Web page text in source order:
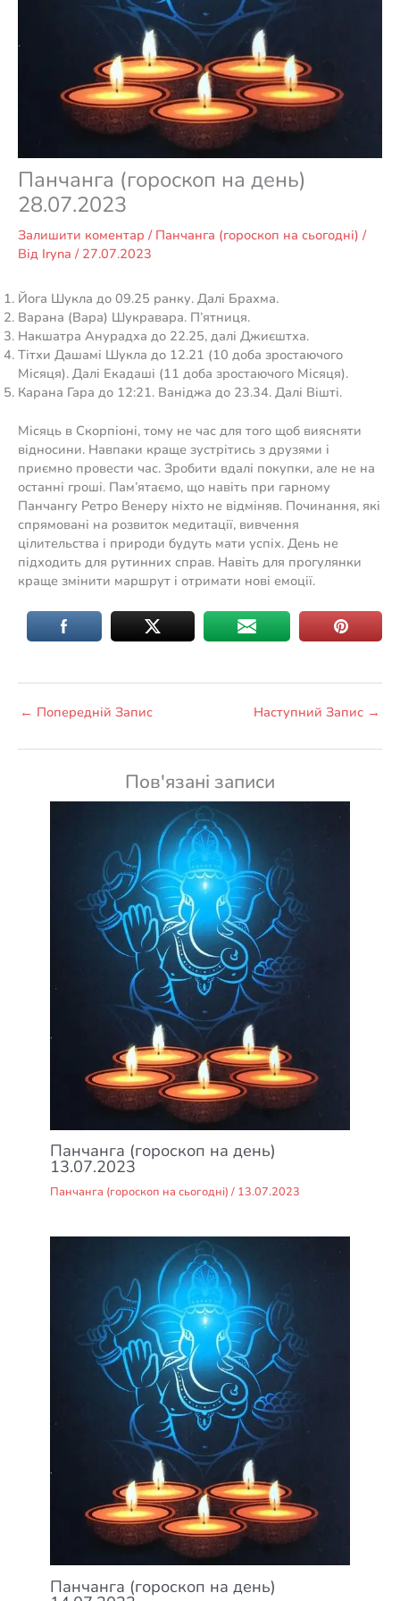
Панчанга (гороскоп на день)
28.07.2023
Залишити коментар / Панчанга (гороскоп на сьогодні) /
Від Iryna / 27.07.2023
Йога Шукла до 09.25 ранку. Далі Брахма.
Варана (Вара) Шукравара. П’ятниця.
Накшатра Анурадха до 22.25, далі Джиєштха.
Тітхи Дашамі Шукла до 12.21 (10 доба зростаючого
Місяця). Далі Екадаші (11 доба зростаючого Місяця).
Карана Гара до 12:21. Ваніджа до 23.34. Далі Вішті.
Місяць в Скорпіоні, тому не час для того щоб виясняти
відносини. Навпаки краще зустрітись з друзями і
приємно провести час. Зробити вдалі покупки, але не на
останні гроші. Пам’ятаємо, що навіть при гарному
Панчангу Ретро Венеру ніхто не відміняв. Починання, які
спрямовані на розвиток медитації, вивчення
цілительства і природи будуть мати успіх. День не
підходить для рутинних справ. Навіть для прогулянки
краще змінити маршрут і отримати нові емоції.
← Попередній Запис Наступний Запис →
Пов'язані записи
Панчанга (гороскоп на день)
13.07.2023
Панчанга (гороскоп на сьогодні) / 13.07.2023
Панчанга (гороскоп на день)